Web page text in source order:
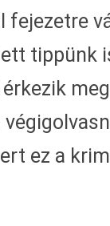
fejezetre
tippünk
ez a